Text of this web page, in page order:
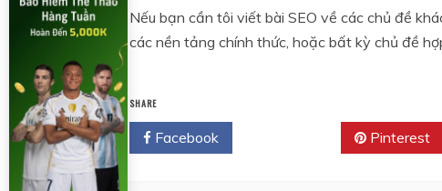
Nếu bạn cần tôi viết bài SEO về các chủ đề
các nền tảng chính thức, hoặc bất kỳ chủ đề
SHARE
Facebook Pinterest